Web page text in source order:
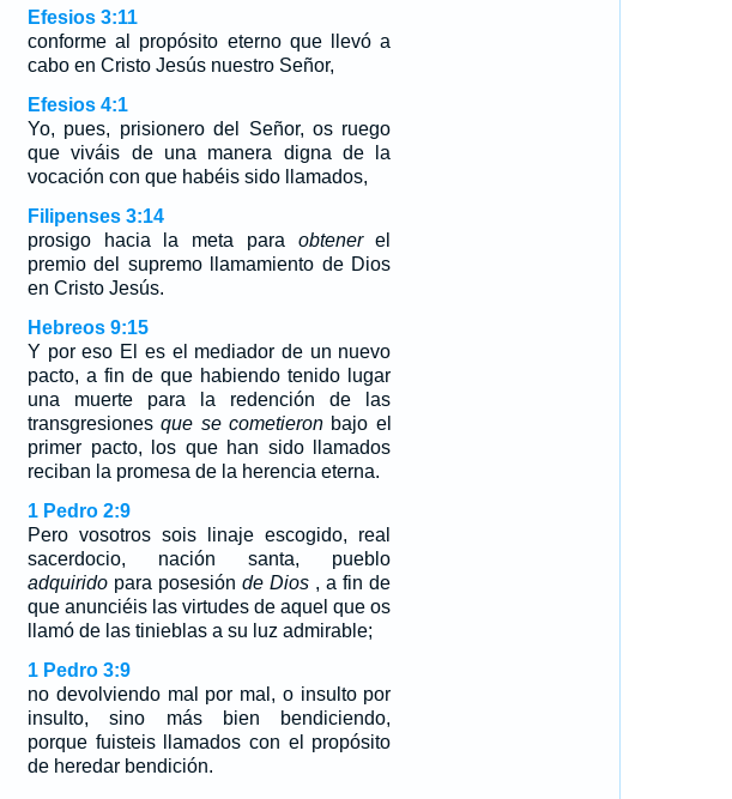
Efesios 3:11
conforme al propósito eterno que llevó a
cabo en Cristo Jesús nuestro Señor,
Efesios 4:1
Yo, pues, prisionero del Señor, os ruego
que viváis de una manera digna de la
vocación con que habéis sido llamados,
Filipenses 3:14
prosigo hacia la meta para obtenerel
premio del supremo llamamiento de Dios
en Cristo Jesús.
Hebreos 9:15
Y por eso El es el mediador de un nuevo
pacto, a fin de que habiendo tenido lugar
una muerte para la redención de las
transgresionesque se cometieronbajo el
primer pacto, los que han sido llamados
reciban la promesa de la herencia eterna.
1 Pedro 2:9
Pero vosotros sois linaje escogido, real
sacerdocio, nación santa, pueblo
adquiridopara posesiónde Dios , a fin de
que anunciéis las virtudes de aquel que os
llamó de las tinieblas a su luz admirable;
1 Pedro 3:9
no devolviendo mal por mal, o insulto por
insulto, sino más bien bendiciendo,
porque fuisteis llamados con el propósito
de heredar bendición.